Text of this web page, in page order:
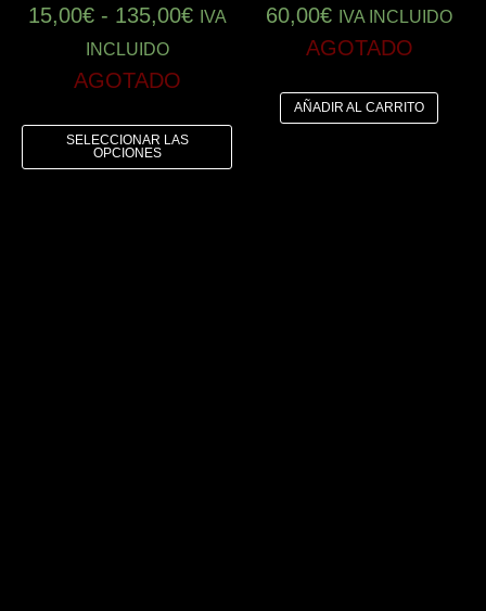
15,00€ - 135,00€
IVA
INCLUIDO
AGOTADO
SELECCIONAR LAS
OPCIONES
60,00€ IVA INCLUIDO
AGOTADO
AÑADIR AL CARRITO